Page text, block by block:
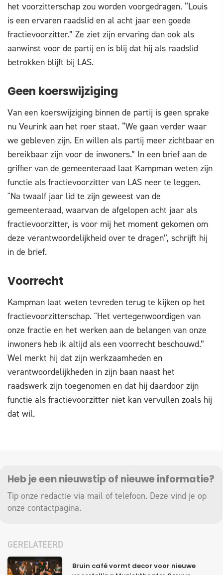
het voorzitterschap zou worden voorgedragen. “Louis
is een ervaren raadslid en al acht jaar een goede
fractievoorzitter.” Ze ziet zijn ervaring dan ook als
aanwinst voor de partij en is blij dat hij als raadslid
betrokken blijft bij LAS.
Geen koerswijziging
Van een koerswijziging binnen de partij is geen sprake
nu Veurink aan het roer staat. “We gaan verder waar
we gebleven zijn. En willen als partij meer zichtbaar en
bereikbaar zijn voor de inwoners.” In een brief aan de
griffier van de gemeenteraad laat Kampman weten zijn
functie als fractievoorzitter van LAS neer te leggen.
"Na twaalf jaar lid te zijn geweest van de
gemeenteraad, waarvan de afgelopen acht jaar als
fractievoorzitter, is voor mij het moment gekomen om
deze verantwoordelijkheid over te dragen”, schrijft hij
in de brief.
Voorrecht
Kampman laat weten tevreden terug te kijken op het
fractievoorzitterschap. "Het vertegenwoordigen van
onze fractie en het werken aan de belangen van onze
inwoners heb ik altijd als een voorrecht beschouwd.”
Wel merkt hij dat zijn werkzaamheden en
verantwoordelijkheden in zijn baan naast het
raadswerk zijn toegenomen en dat hij daardoor zijn
functie als fractievoorzitter niet kan vervullen zoals hij
dat wil.
Heb je een nieuwstip of nieuwe informatie?
Tip onze redactie via mail of telefoon. Deze vind je op
onze contactpagina.
GERELATEERD
Bruin café vormt decor voor nieuwe